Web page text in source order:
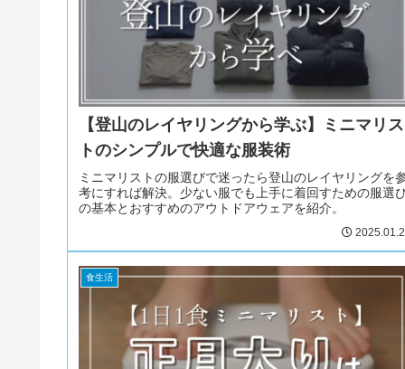
【登山のレイヤリングから学ぶ】ミニマリス
トのシンプルで快適な服装術
ミニマリストの服選びで迷ったら登山のレイヤリングを
考にすれば解決。少ない服でも上手に着回すための服選
の基本とおすすめのアウトドアウェアを紹介。
食生活